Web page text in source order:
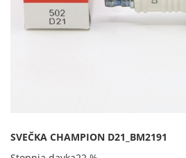
SVEČKA CHAMPION D21_BM2191